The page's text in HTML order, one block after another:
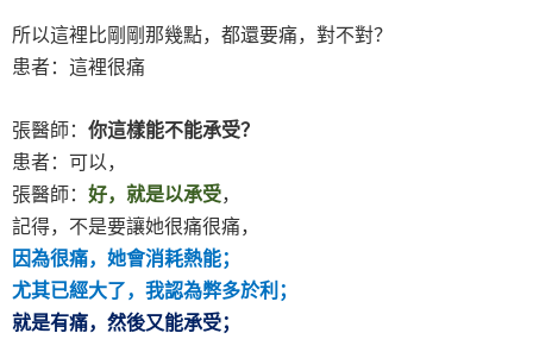
所以這裡比剛剛那幾點，都還要痛，對不對？
患者：這裡很痛
張醫師： 你這樣能不能承受？
患者：可以，
張醫師： 好，就是以承受，
記得，不是要讓她很痛很痛，
因為很痛，她會消耗熱能；
尤其已經大了，我認為弊多於利；
就是有痛，然後又能承受；